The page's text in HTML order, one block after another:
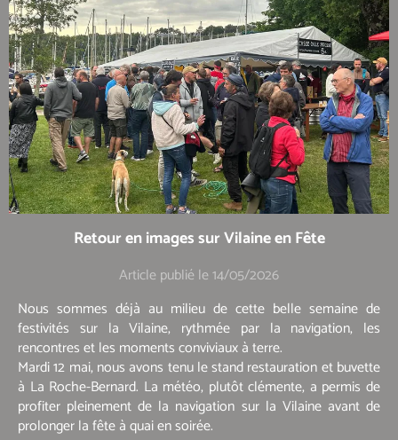
Retour en images sur Vilaine en Fête
Article publié le 14/05/2026
Nous sommes déjà au milieu de cette belle semaine de
festivités sur la Vilaine, rythmée par la navigation, les
rencontres et les moments conviviaux à terre.
Mardi 12 mai, nous avons tenu le stand restauration et buvette
à La Roche-Bernard. La météo, plutôt clémente, a permis de
profiter pleinement de la navigation sur la Vilaine avant de
prolonger la fête à quai en soirée.